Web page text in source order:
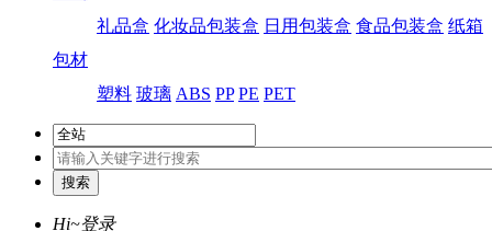
礼品盒 化妆品包装盒 日用包装盒 食品包装盒 纸箱
包材
塑料 玻璃 ABS PP PE PET
Hi~登录